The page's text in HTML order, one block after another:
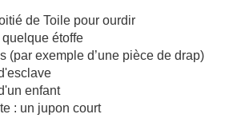
de Toile pour ourdir
quelque étoffe
(par exemple d’une pièce de drap)
enfant
: un jupon court